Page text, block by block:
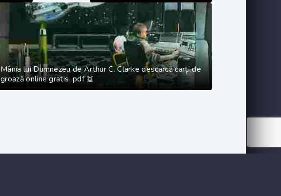
Mânia lui Dumnezeu de Arthur C. Clarke descarcă carți de
groază online gratis .pdf 📖